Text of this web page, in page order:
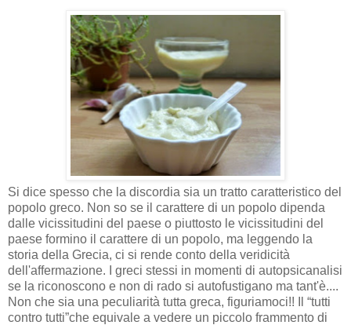
Si dice spesso che la discordia sia un tratto caratteristico del
popolo greco. Non so se il carattere di un popolo dipenda
dalle vicissitudini del paese o piuttosto le vicissitudini del
paese formino il carattere di un popolo, ma leggendo la
storia della Grecia, ci si rende conto della veridicità
dell'affermazione. I greci stessi in momenti di autopsicanalisi
se la riconoscono e non di rado si autofustigano ma tant'è....
Non che sia una peculiarità tutta greca, figuriamoci!! Il “tutti
contro tutti”che equivale a vedere un piccolo frammento di